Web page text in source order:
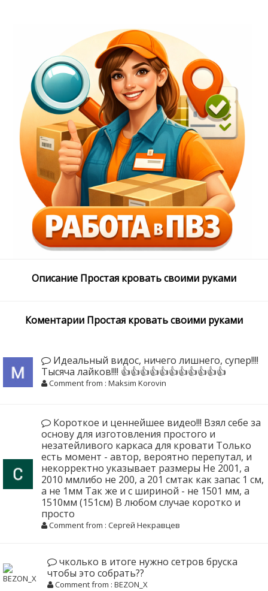
Описание Простая кровать своими руками
Коментарии Простая кровать своими руками
Идеальный видос, ничего лишнего, супер!!!!
Тысяча лайков!!!! 👍👍👍👍👍👍👍👍👍👍👍
Comment from : Maksim Korovin
Короткое и ценнейшее видео!!! Взял себе за
основу для изготовления простого и
незатейливого каркаса для кровати Только
есть момент - автор, вероятно перепутал, и
некорректно указывает размеры Не 2001, а
2010 ммлибо не 200, а 201 смтак как запас 1 см,
а не 1мм Так же и с шириной - не 1501 мм, а
1510мм (151см) В любом случае коротко и
просто
Comment from : Сергей Некравцев
чколько в итоге нужно сетров бруска
чтобы это собрать??
Comment from : BEZON_X